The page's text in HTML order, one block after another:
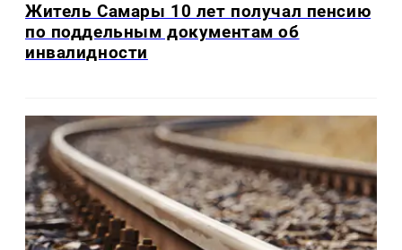
Житель Самары 10 лет получал пенсию
по поддельным документам об
инвалидности